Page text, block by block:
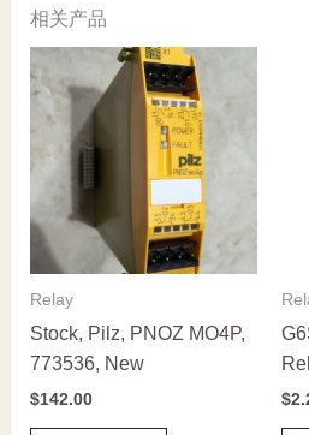
相关产品
Relay
Stock, Pilz, PNOZ MO4P,
773536, New
$142.00 $